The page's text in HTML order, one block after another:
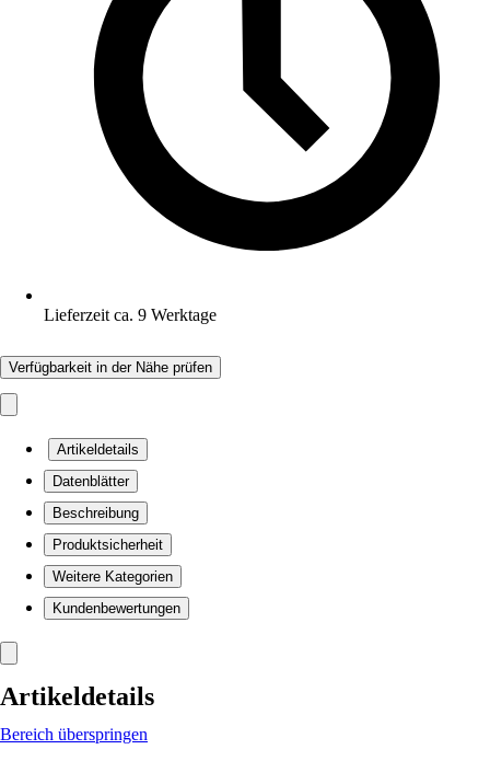
Lieferzeit ca. 9 Werktage
Verfügbarkeit in der Nähe prüfen
Artikeldetails
Datenblätter
Beschreibung
Produktsicherheit
Weitere Kategorien
Kundenbewertungen
Artikeldetails
Bereich überspringen